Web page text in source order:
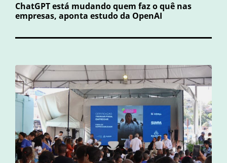
ChatGPT está mudando quem faz o quê nas
empresas, aponta estudo da OpenAI